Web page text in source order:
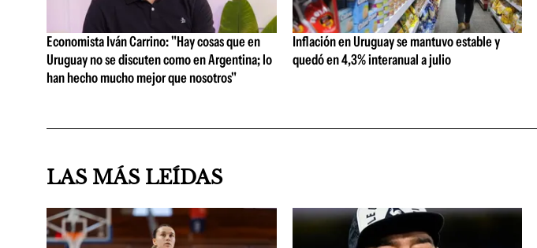
Economista Iván Carrino: "Hay cosas que en
Uruguay no se discuten como en Argentina; lo
han hecho mucho mejor que nosotros"
Inflación en Uruguay se mantuvo estable y
quedó en 4,3% interanual a julio
LAS MÁS LEÍDAS